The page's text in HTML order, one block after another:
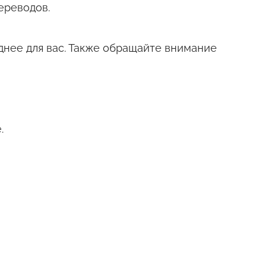
для вас. Также обращайте внимание